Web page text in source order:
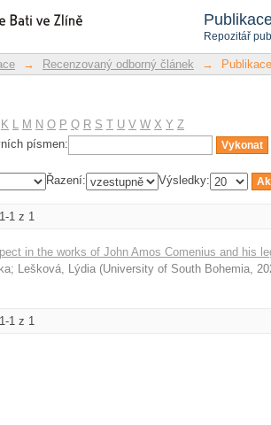
Repozitář
→ Recenzovaný odborný článek → Publikace
K L M N O P Q R S T U V W X Y Z
písmen:
Řazení: Výsledky:
1 z 1
in the works of John Amos Comenius and his
; Lešková, Lýdia (University of South Bohemia,
1 z 1